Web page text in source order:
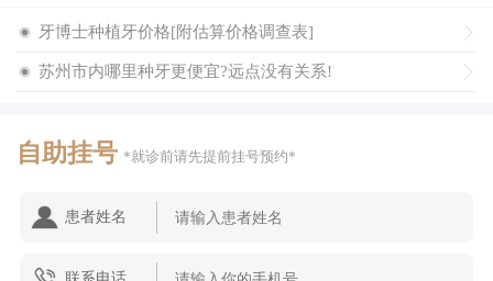
价格的因素，也是影响种植牙价格的主要的因素，我们平时见
【温馨提醒】为保牙齿的健康美观请一定要到正规可靠的
同时通过网上预约挂号便捷就诊。欢迎您的在线客服!
牙博士种植牙价格[附估算价格调查表]
苏州市内哪里种牙更便宜?远点没有关系!
自助挂号 *就诊前请先提前挂号预约*
患者姓名